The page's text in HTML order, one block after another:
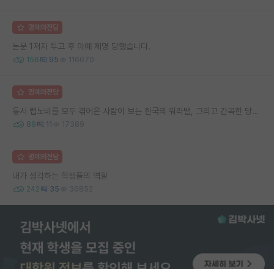
명예의전당
논문 1저자 투고 후 아예 제명 당했습니다.
156 95 116070
명예의전당
동서 랩노비를 모두 겪어온 사람이 보는 한국의 워라밸, 그리고 간곡한 당부의 말씀
89 11 17389
명예의전당
내가 생각하는 학생들의 역할
242 35 36852